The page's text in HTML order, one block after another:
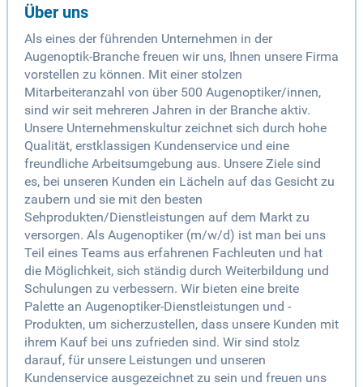
Über uns
Als eines der führenden Unternehmen in der
Augenoptik-Branche freuen wir uns, Ihnen unsere Firma
vorstellen zu können. Mit einer stolzen
Mitarbeiteranzahl von über 500 Augenoptiker/innen,
sind wir seit mehreren Jahren in der Branche aktiv.
Unsere Unternehmenskultur zeichnet sich durch hohe
Qualität, erstklassigen Kundenservice und eine
freundliche Arbeitsumgebung aus. Unsere Ziele sind
es, bei unseren Kunden ein Lächeln auf das Gesicht zu
zaubern und sie mit den besten
Sehprodukten/Dienstleistungen auf dem Markt zu
versorgen. Als Augenoptiker (m/w/d) ist man bei uns
Teil eines Teams aus erfahrenen Fachleuten und hat
die Möglichkeit, sich ständig durch Weiterbildung und
Schulungen zu verbessern. Wir bieten eine breite
Palette an Augenoptiker-Dienstleistungen und -
Produkten, um sicherzustellen, dass unsere Kunden mit
ihrem Kauf bei uns zufrieden sind. Wir sind stolz
darauf, für unsere Leistungen und unseren
Kundenservice ausgezeichnet zu sein und freuen uns